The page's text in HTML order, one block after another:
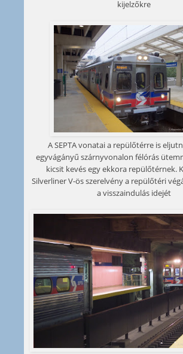
kijelzőkre
A SEPTA vonatai a repülőtérre is
egyvágányű szárnyvonalon félórás
kicsit kevés egy ekkora repülőtérnek.
Silverliner V-ös szerelvény a repülőtéri
a visszaindulás idejét